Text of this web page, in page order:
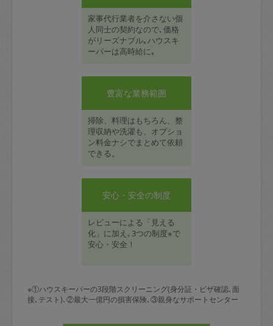
家事代行業者を介さない個
人同士の契約なので､価格
がリーズナブル｡ハウスキ
ーパーは高時給に｡
豊富な業務範囲
掃除、料理はもちろん、整
理収納や洗濯も、オプショ
ン料金ナシでまとめて依頼
できる。
安心・安全の制度
レビューによる「見える
化」に加え､3つの制度※で
安心・安全！
※①ハウスキーパーの3段階スクリーニング(身分証・ビザ確認､面
接､テスト)､②最大一億円の損害保険､③親身なサポートセンター